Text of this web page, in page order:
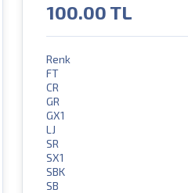
100.00 TL
Renk
FT
CR
GR
GX1
LJ
SR
SX1
SBK
SB